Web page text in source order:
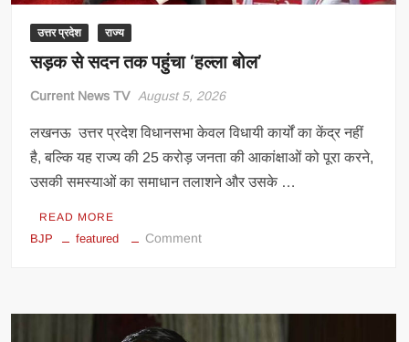
हटाए
उत्तर प्रदेश राज्य
सड़क से सदन तक पहुंचा ‘हल्ला बोल’
Current News TV August 5, 2026
लखनऊ उत्तर प्रदेश विधानसभा केवल विधायी कार्यों का केंद्र नहीं
है, बल्कि यह राज्य की 25 करोड़ जनता की आकांक्षाओं को पूरा करने,
उसकी समस्याओं का समाधान तलाशने और उसके …
READ MORE
BJP featured Commenton